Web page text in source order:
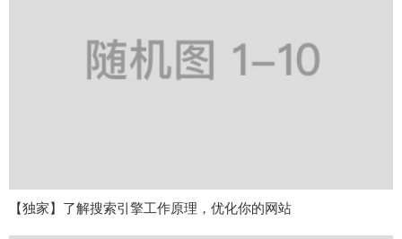
【独家】了解搜索引擎工作原理，优化你的网站